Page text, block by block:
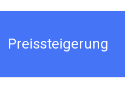
Preissteigerung